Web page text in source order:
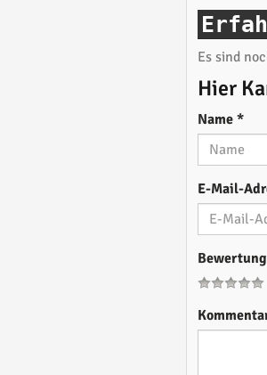
Es sind
Hier
Name*
E-Mail-
Bewertung